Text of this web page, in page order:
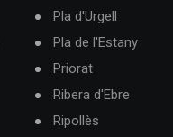
Pla d'Urgell
Pla de l'Estany
Priorat
Ribera d'Ebre
Ripollès